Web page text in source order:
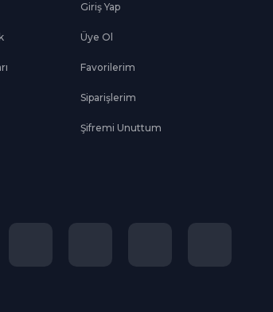
Giriş Yap
Üye Ol
Favorilerim
Siparişlerim
Şifremi Unuttum